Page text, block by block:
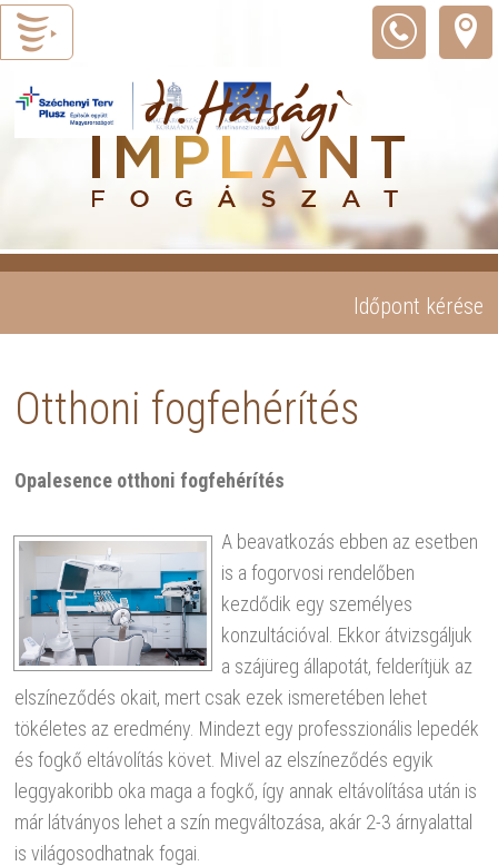
Időpont kérése
Otthoni fogfehérítés
Opalesence otthoni fogfehérítés
A beavatkozás ebben az esetben
is a fogorvosi rendelőben
kezdődik egy személyes
konzultációval. Ekkor átvizsgáljuk
a szájüreg állapotát, felderítjük az
elszíneződés okait, mert csak ezek ismeretében lehet
tökéletes az eredmény. Mindezt egy professzionális lepedék
és fogkő eltávolítás követ. Mivel az elszíneződés egyik
leggyakoribb oka maga a fogkő, így annak eltávolítása után is
már látványos lehet a szín megváltozása, akár 2-3 árnyalattal
is világosodhatnak fogai.